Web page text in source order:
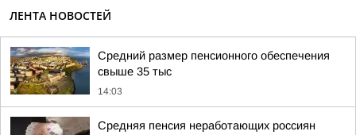
ЛЕНТА НОВОСТЕЙ
Средний размер пенсионного обеспечения
свыше 35 тыс
14:03
Средняя пенсия неработающих россиян